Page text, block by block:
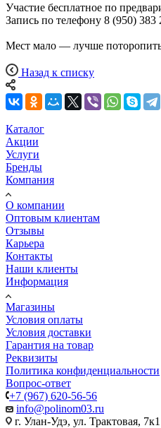
Участие бесплатное по
Запись по телефону 8 (950)
Мест мало — лучше
Назад к списку
Каталог
Акции
Услуги
Бренды
Компания
О компании
Оптовым клиентам
Отзывы
Карьера
Контакты
Наши клиенты
Информация
Магазины
Условия оплаты
Условия доставки
Гарантия на товар
Реквизиты
Политика конфиденциальности
Вопрос-ответ
+7 (967) 620-56-56
info@polinom03.ru
г. Улан-Удэ, ул. Трактовая, 7к1